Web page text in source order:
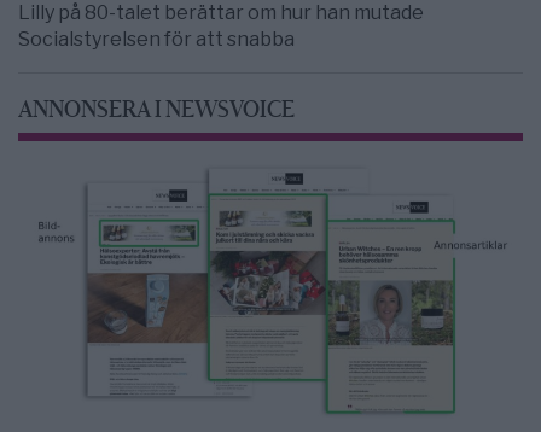
Lilly på 80-talet berättar om hur han mutade
Socialstyrelsen för att snabba
ANNONSERA I NEWSVOICE